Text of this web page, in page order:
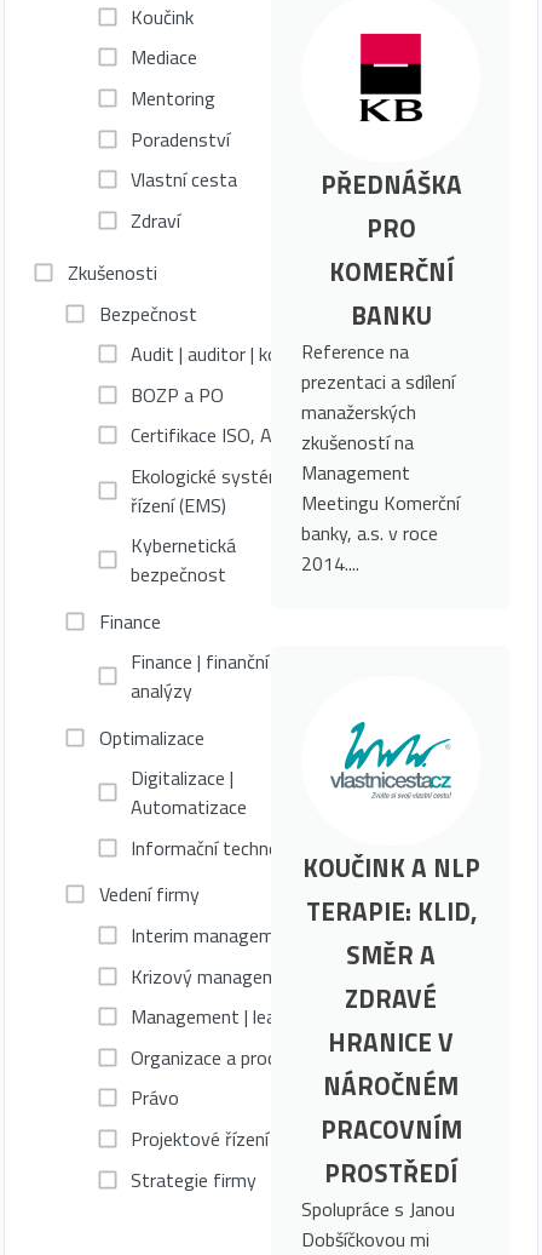
Koučink
Mediace
Mentoring
Poradenství
Vlastní cesta
Zdraví
Zkušenosti
Bezpečnost
Audit | auditor | kontrolór
BOZP a PO
Certifikace ISO, AS, IATF
Ekologické systémy
řízení (EMS)
Kybernetická
bezpečnost
Finance
Finance | finanční
analýzy
Optimalizace
Digitalizace |
Automatizace
Informační technologie
Vedení firmy
Interim management
Krizový management
Management | leadership
Organizace a procesy
Právo
Projektové řízení
Strategie firmy
PŘEDNÁŠKA
PRO
KOMERČNÍ
BANKU
Reference na
prezentaci a sdílení
manažerských
zkušeností na
Management
Meetingu Komerční
banky, a.s. v roce
2014....
KOUČINK A NLP
TERAPIE: KLID,
SMĚR A
ZDRAVÉ
HRANICE V
NÁROČNÉM
PRACOVNÍM
PROSTŘEDÍ
Spolupráce s Janou
Dobšíčkovou mi